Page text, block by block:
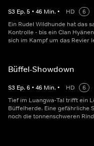
S3 Ep.5 • 46 Min. • HD
6
Ein Rudel Wildhunde hat das
Kontrolle - bis ein Clan
sich im Kampf um das Revier
Büffel-Showdown
S3 Ep.6 • 46 Min. • HD
6
Tief im Luangwa-Tal trifft ein
Büffelherde. Eine gefährliche
noch die tonnenschweren